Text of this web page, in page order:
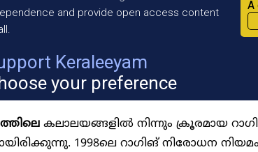
and provide open access content
Keraleeyam
your preference
A
കലാലയങ്ങളിൽ നിന്നും ക്രൂരമായ
1998ലെ റാഗിങ് നിരോധന